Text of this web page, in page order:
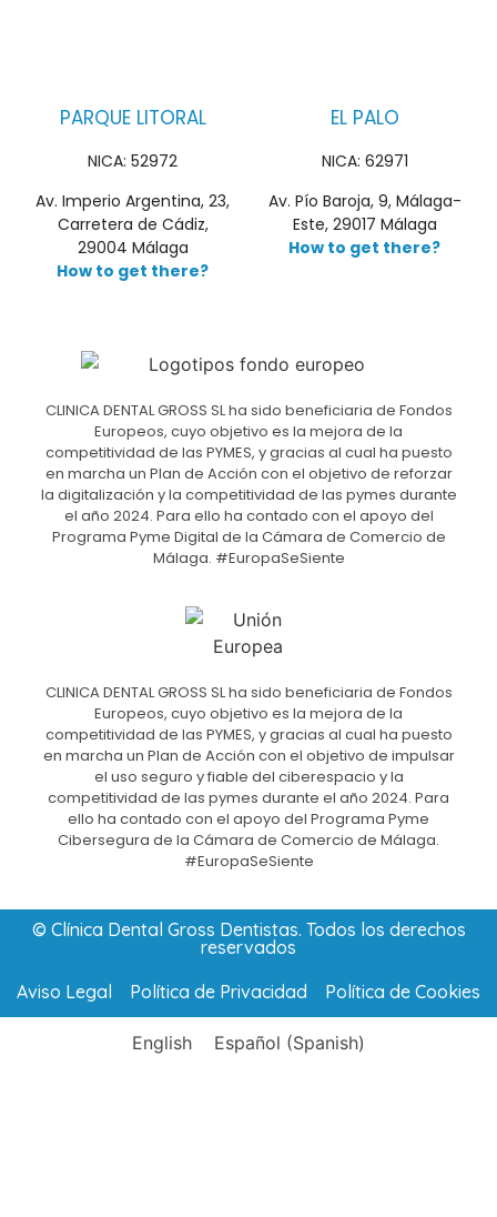
PARQUE LITORAL
NICA: 52972
Av. Imperio Argentina, 23,
Carretera de Cádiz,
29004 Málaga
How to get there?
EL PALO
NICA: 62971
Av. Pío Baroja, 9, Málaga-
Este, 29017 Málaga
How to get there?
CLINICA DENTAL GROSS SL ha sido beneficiaria de Fondos
Europeos, cuyo objetivo es la mejora de la
competitividad de las PYMES, y gracias al cual ha puesto
en marcha un Plan de Acción con el objetivo de reforzar
la digitalización y la competitividad de las pymes durante
el año 2024. Para ello ha contado con el apoyo del
Programa Pyme Digital de la Cámara de Comercio de
Málaga. #EuropaSeSiente
CLINICA DENTAL GROSS SL ha sido beneficiaria de Fondos
Europeos, cuyo objetivo es la mejora de la
competitividad de las PYMES, y gracias al cual ha puesto
en marcha un Plan de Acción con el objetivo de impulsar
el uso seguro y fiable del ciberespacio y la
competitividad de las pymes durante el año 2024. Para
ello ha contado con el apoyo del Programa Pyme
Cibersegura de la Cámara de Comercio de Málaga.
#EuropaSeSiente
© Clínica Dental Gross Dentistas. Todos los derechos
reservados
Aviso Legal
Política de Privacidad Política de Cookies
English Español (Spanish)